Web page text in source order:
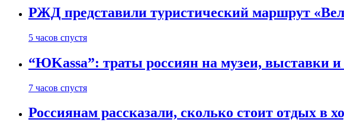
РЖД представили туристический маршрут
5 часов спустя
“ЮKassa”: траты россиян на музеи, выставки
7 часов спустя
Россиянам рассказали, сколько стоит отдых в